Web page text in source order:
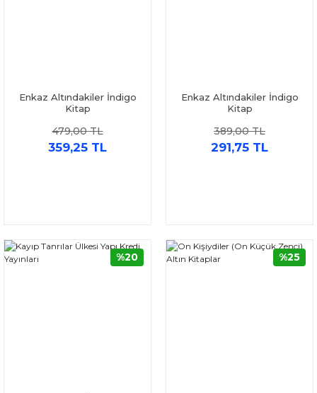
Enkaz Altındakiler İndigo
Kitap
479,00 TL
359,25 TL
Enkaz Altındakiler İndigo
Kitap
389,00 TL
291,75 TL
%20 %25